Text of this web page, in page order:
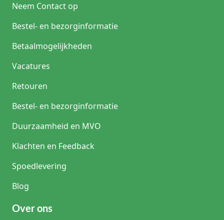
Neem Contact op
Bestel- en bezorginformatie
Betaalmogelijkheden
Vacatures
Retouren
Bestel- en bezorginformatie
Duurzaamheid en MVO
Klachten en Feedback
Spoedlevering
Blog
Over ons